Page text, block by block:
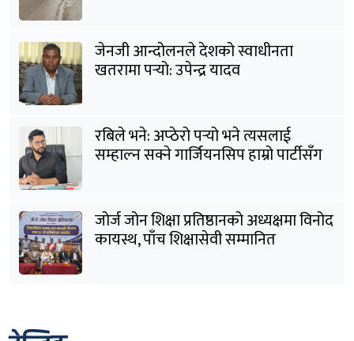
जेनजी आन्दोलनले देशको स्वाधीनता
खतरामा पर्‍यो: उपेन्द्र यादव
रबिले भने: अप्ठेरो पर्‍यो भने त्यसलाई
सम्हाल्न सक्ने गार्जियनसिप हाम्रो पार्टीसँग
जोर्ज जोन शिक्षा प्रतिष्ठानको अध्यक्षमा विनोद
कायस्थ, पाँच शिक्षासेवी सम्मानित